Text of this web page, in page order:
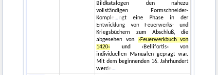
Bildkatalogen den nahezu
vollständigen Formschneider-
Komple
ngt eine Phase in der
Entwicklung von Feuerwerks- und
Kriegsbüchern zum Abschluß, die
abgesehen von
›Feuerwerkbuch von
1420‹
und ›Bellifortis‹ von
individuellen Manualen geprägt war.
Mit dem beginnenden 16. Jahrhundert
werde